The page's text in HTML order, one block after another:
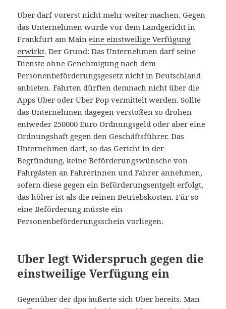
Uber darf vorerst nicht mehr weiter machen. Gegen
das Unternehmen wurde vor dem Landgericht in
Frankfurt am Main eine einstweilige Verfügung
erwirkt. Der Grund: Das Unternehmen darf seine
Dienste ohne Genehmigung nach dem
Personenbeförderungsgesetz nicht in Deutschland
anbieten. Fahrten dürften demnach nicht über die
Apps Uber oder Uber Pop vermittelt werden. Sollte
das Unternehmen dagegen verstoßen so drohen
entweder 250000 Euro Ordnungsgeld oder aber eine
Ordnungshaft gegen den Geschäftsführer. Das
Unternehmen darf, so das Gericht in der
Begründung, keine Beförderungswünsche von
Fahrgästen an Fahrerinnen und Fahrer annehmen,
sofern diese gegen ein Beförderungsentgelt erfolgt,
das höher ist als die reinen Betriebskosten. Für so
eine Beförderung müsste ein
Personenbeförderungsschein vorliegen.
Uber legt Widerspruch gegen die
einstweilige Verfügung ein
Gegenüber der dpa äußerte sich Uber bereits. Man